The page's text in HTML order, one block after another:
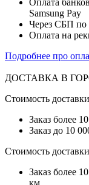
Samsung Pay
Через СБП по
Оплата на
Подробнее про
ДОСТАВКА В
Стоимость
Заказ более
Заказ до 10
Стоимость
Заказ более
км.